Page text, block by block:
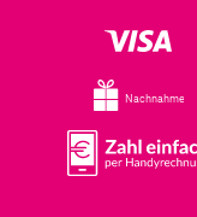
Nachnahme